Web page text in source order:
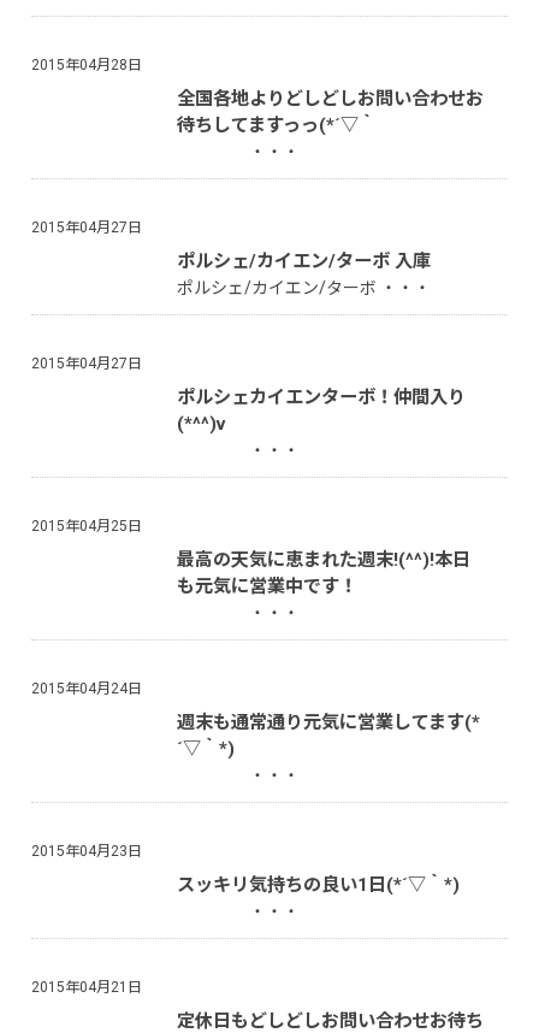
全国各地よりどしどしお問い合わせお
待ちしてますっっ(*´▽｀
・・・
2015年04月28日
ポルシェ/カイエン/ターボ 入庫
ポルシェ/カイエン/ターボ ・・・
2015年04月27日
ポルシェカイエンターボ！仲間入り
(*^^)v
・・・
2015年04月27日
最高の天気に恵まれた週末!(^^)!本日
も元気に営業中です！
・・・
2015年04月25日
週末も通常通り元気に営業してます(*
´▽｀*)
・・・
2015年04月24日
スッキリ気持ちの良い1日(*´▽｀*)
・・・
2015年04月23日
定休日もどしどしお問い合わせお待ち
2015年04月21日